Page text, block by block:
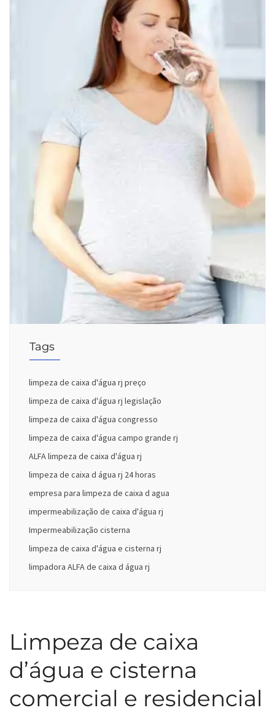
Tags
limpeza de caixa d'água rj preço
limpeza de caixa d'água rj legislação
limpeza de caixa d'água congresso
limpeza de caixa d'água campo grande rj
ALFA limpeza de caixa d'água rj
limpeza de caixa d água rj 24 horas
empresa para limpeza de caixa d agua
impermeabilização de caixa d'água rj
Impermeabilização cisterna
limpeza de caixa d'água e cisterna rj
limpadora ALFA de caixa d água rj
Limpeza de caixa
d’água e cisterna
comercial e residencial